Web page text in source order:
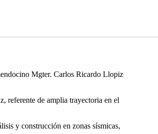
Mgter. Carlos Ricardo Llopiz
referente de amplia trayectoria en el
y construcción en zonas sísmicas,